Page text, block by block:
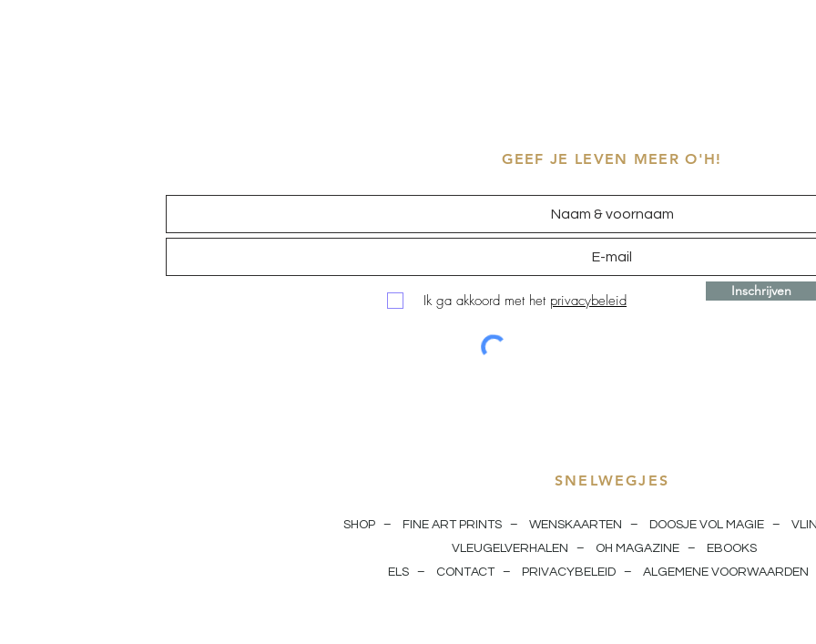
GEEF JE LEVEN MEER O'H!
Ik ga akkoord met het privacybeleid
Inschrijven
SNELWEGJES
SHOP – FINE ART PRINTS – WENSKAARTEN – DOOSJE VOL MAGIE–
VLEUGELVERHALEN
– OH MAGAZINE–
EBOOKS
ELS
– CONTACT – PRIVACYBELEID – ALGEMENE VOORWAARDEN